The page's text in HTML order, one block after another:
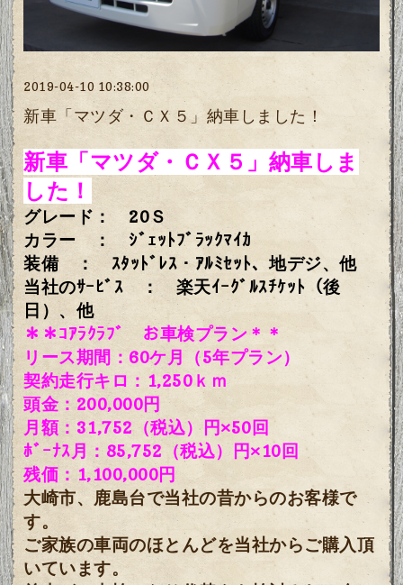
2019-04-10 10:38:00
新車「マツダ・ＣＸ５」納車しました！
新車「マツダ・ＣＸ５」納車しま
した！
グレード： 20Ｓ
カラー ： ｼﾞｪｯﾄﾌﾞﾗｯｸﾏｲｶ
装備 ： ｽﾀｯﾄﾞﾚｽ・ｱﾙﾐｾｯﾄ、地デジ、他
当社のｻｰﾋﾞｽ ： 楽天ｲｰｸﾞﾙｽﾁｹｯﾄ（後
日）、他
＊＊ｺｱﾗｸﾗﾌﾞ お車検プラン＊＊
リース期間：60ケ月（5年プラン）
契約走行キロ：1,250 ｋｍ
頭金：200,000円
月額：31,752（税込）円×50回
ﾎﾞｰﾅｽ月：85,752（税込）円×10回
残価：1,100,000円
大崎市、鹿島台で当社の昔からのお客様で
す。
ご家族の車両のほとんどを当社からご購入頂
いています。